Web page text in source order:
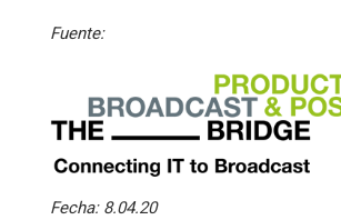
Fuente:
Fecha: 8.04.20